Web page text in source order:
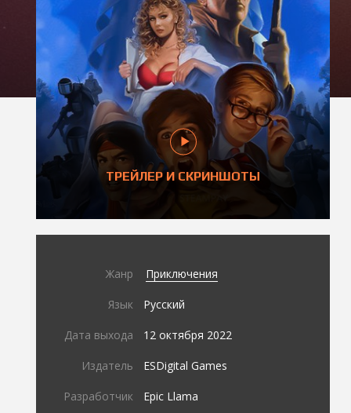
ТРЕЙЛЕР И СКРИНШОТЫ
Жанр Приключения
Язык Русский
Дата выхода 12 октября 2022
Издатель ESDigital Games
Разработчик Epic Llama